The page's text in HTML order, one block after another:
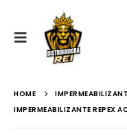
HOME
IMPERMEABILIZANTE REPEX